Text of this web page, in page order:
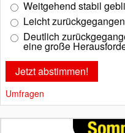
Weitgehend stabil
Leicht zurückgegangen
Deutlich
eine große
Umfragen